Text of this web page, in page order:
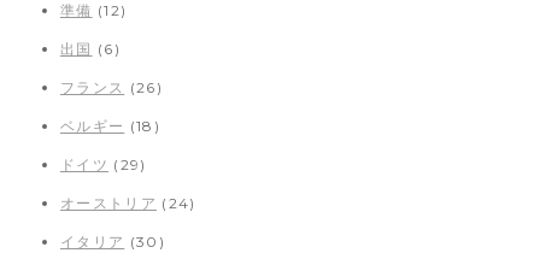
準備 (12)
出国 (6)
フランス (26)
ベルギー (18)
ドイツ (29)
オーストリア (24)
イタリア (30)